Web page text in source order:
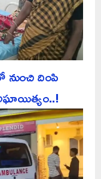
నుంచి దింపి